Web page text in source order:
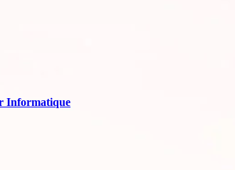
Informatique